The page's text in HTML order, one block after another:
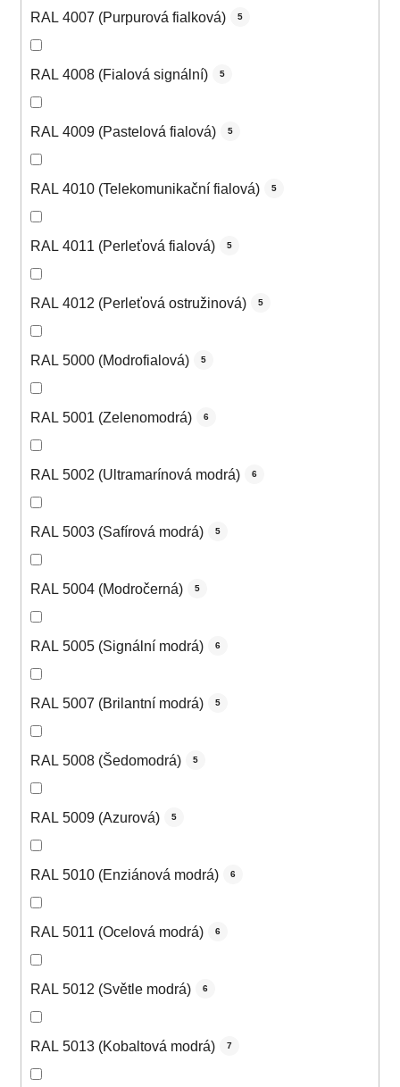
RAL 4007 (Purpurová fialková) 5
RAL 4008 (Fialová signální) 5
RAL 4009 (Pastelová fialová) 5
RAL 4010 (Telekomunikační fialová) 5
RAL 4011 (Perleťová fialová) 5
RAL 4012 (Perleťová ostružinová) 5
RAL 5000 (Modrofialová) 5
RAL 5001 (Zelenomodrá) 6
RAL 5002 (Ultramarínová modrá) 6
RAL 5003 (Safírová modrá) 5
RAL 5004 (Modročerná) 5
RAL 5005 (Signální modrá) 6
RAL 5007 (Brilantní modrá) 5
RAL 5008 (Šedomodrá) 5
RAL 5009 (Azurová) 5
RAL 5010 (Enziánová modrá) 6
RAL 5011 (Ocelová modrá) 6
RAL 5012 (Světle modrá) 6
RAL 5013 (Kobaltová modrá) 7